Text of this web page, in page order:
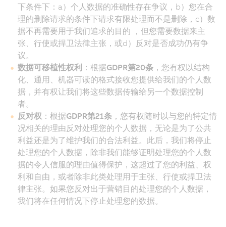
下条件下：a）个人数据的准确性存在争议，b）您在合
理的删除请求的条件下请求有限处理而不是删除，c）数
据不再需要用于我们追求的目的 ，但您需要数据来主
张、行使或捍卫法律主张，或d）反对是否成功仍有争
议。
数据可移植性权利 ：根据GDPR第20条 ，您有权以结构
化、通用、机器可读的格式接收您提供给我们的个人数
据，并有权让我们将这些数据传输给另一个数据控制
者。
反对权 ：根据GDPR第21条 ，您有权随时以与您的特定情
况相关的理由反对处理您的个人数据，无论是为了公共
利益还是为了维护我们的合法利益。此后，我们将停止
处理您的个人数据，除非我们能够证明处理您的个人数
据的令人信服的理由值得保护，这超过了您的利益、权
利和自由，或者除非此类处理用于主张、行使或捍卫法
律主张。如果您反对出于营销目的处理您的个人数据，
我们将在任何情况下停止处理您的数据。